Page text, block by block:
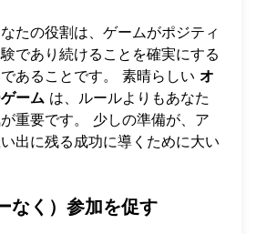
たの役割は、ゲームがポジティ
であり続けることを確実にする
あることです。 素晴らしい オ
ーム は、ルールよりもあなた
重要です。 少しの準備が、ア
出に残る成功に導くために大い
なく）参加を促す